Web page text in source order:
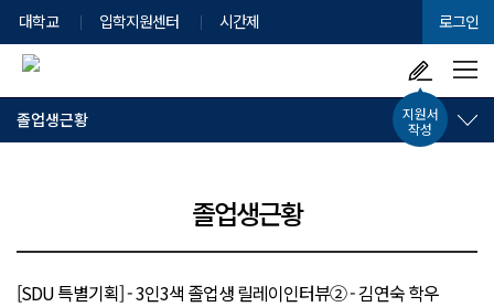
대학교 입학지원센터 시간제 로그인
지원서
작성
졸업생근황
졸업생근황
[SDU 특별기획] - 3인3색 졸업생 릴레이인터뷰② - 김연숙 학우